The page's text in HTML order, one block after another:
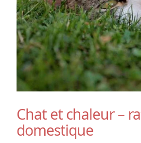
Chat et chaleur –
domestique